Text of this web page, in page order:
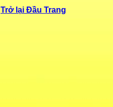
Trở lại Đầu Trang